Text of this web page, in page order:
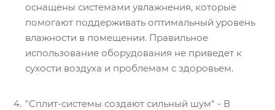
оснащены системами увлажнения, которые
помогают поддерживать оптимальный уровень
влажности в помещении. Правильное
использование оборудования не приведет к
сухости воздуха и проблемам с здоровьем.
"Сплит-системы создают сильный шум" - В